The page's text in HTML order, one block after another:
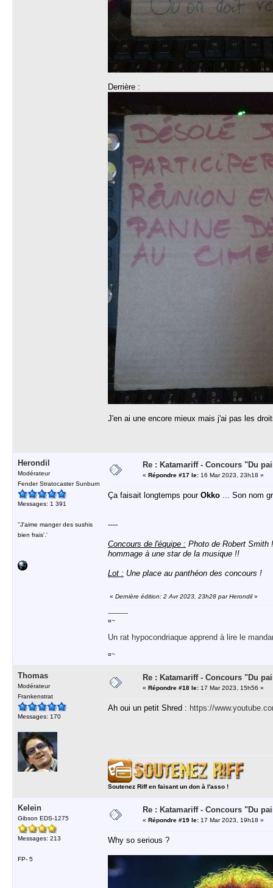
Derrière :
J'en ai une encore mieux mais j'ai pas les
Herondil
Modérateur
Fender Stratocaster Sunburn
Messages: 1 391
''J'aime manger des sushis
bien frais'.'
Re : Katamariff - Concours "Du
« Répondre #17 le: 16 Mar 2023, 23h18 »
Ça faisait longtemps pour Okko ... Son nom
----
Concours de l'équipe : Photo de Robert Smith
hommage à une star de la musique !!
Lot : Une place au panthéon des concours !
« Dernière édition: 2 Avr 2023, 23h28 par Herondil»
-----------
¤~
Un rat hypocondriaque apprend à lire le
¤~
Thomas
Modérateur
Frankenstrat
Messages: 170
Re : Katamariff - Concours "Du
« Répondre #18 le: 17 Mar 2023, 15h56 »
Ah oui un petit Shred : https://
Soutenez Riff en faisant un don à l'asso !
Kelein
Gibson EDS-1275
Messages: 213
FP- 5
Re : Katamariff - Concours "Du
« Répondre #19 le: 17 Mar 2023, 19h18 »
Why so serious ?